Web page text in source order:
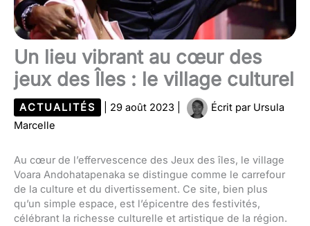
Un lieu vibrant au cœur des
jeux des Îles : le village culturel
ACTUALITÉS 29 août 2023 Écrit par Ursula
Marcelle
Au cœur de l’effervescence des Jeux des îles, le village
Voara Andohatapenaka se distingue comme le carrefour
de la culture et du divertissement. Ce site, bien plus
qu’un simple espace, est l’épicentre des festivités,
célébrant la richesse culturelle et artistique de la région.